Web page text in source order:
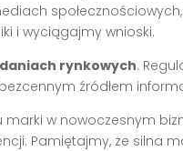
i wyciągajmy wnioski.
rynkowych.
źródłem
marki w nowoczesnym
Pamiętajmy, że silna